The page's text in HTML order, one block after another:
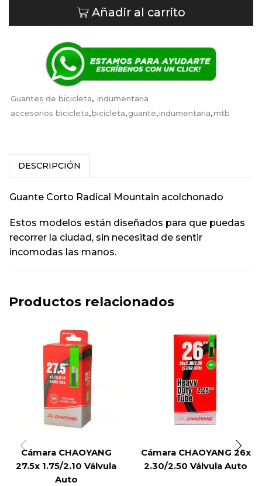
Añadir al carrito
Guantes de bicicleta, indumentaria
accesorios bicicleta,bicicleta,guante,indumentaria,mtb
DESCRIPCIÓN
Guante Corto Radical Mountain acolchonado
Estos modelos están diseñados para que puedas
recorrer la ciudad, sin necesitad de sentir
incomodas las manos.
Productos relacionados
Cámara CHAOYANG
27.5x 1.75/2.10 Válvula
Auto
Cámara CHAOYANG 26x
2.30/2.50 Válvula Auto